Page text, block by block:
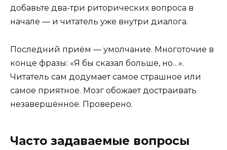
добавьте два-три риторических вопроса в
начале — и читатель уже внутри диалога.
Последний приём — умолчание. Многоточие в
конце фразы: «Я бы сказал больше, но…».
Читатель сам додумает самое страшное или
самое приятное. Мозг обожает достраивать
незавершённое. Проверено.
Часто задаваемые вопросы